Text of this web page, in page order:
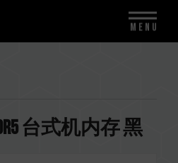
台式机内存 黑
MENU